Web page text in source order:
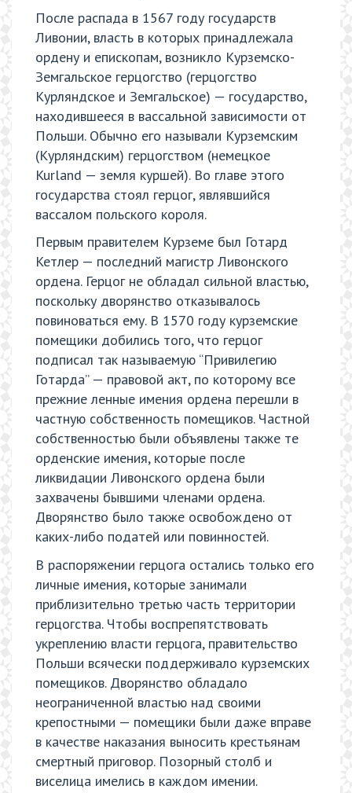
После распада в 1567 году государств
Ливонии, власть в которых принадлежала
ордену и епископам, возникло Курземско-
Земгальское герцогство (герцогство
Курляндское и Земгальское) — государство,
находившееся в вассальной зависимости от
Польши. Обычно его называли Курземским
(Курляндским) герцогством (немецкое
Kurland — земля куршей). Во главе этого
государства стоял герцог, являвшийся
вассалом польского короля.
Первым правителем Курземе был Готард
Кетлер — последний магистр Ливонского
ордена. Герцог не обладал сильной властью,
поскольку дворянство отказывалось
повиноваться ему. В 1570 году курземские
помещики добились того, что герцог
подписал так называемую “Привилегию
Готарда” — правовой акт, по которому все
прежние ленные имения ордена перешли в
частную собственность помещиков. Частной
собственностью были объявлены также те
орденские имения, которые после
ликвидации Ливонского ордена были
захвачены бывшими членами ордена.
Дворянство было также освобождено от
каких-либо податей или повинностей.
В распоряжении герцога остались только его
личные имения, которые занимали
приблизительно третью часть территории
герцогства. Чтобы воспрепятствовать
укреплению власти герцога, правительство
Польши всячески поддерживало курземских
помещиков. Дворянство обладало
неограниченной властью над своими
крепостными — помещики были даже вправе
в качестве наказания выносить крестьянам
смертный приговор. Позорный столб и
виселица имелись в каждом имении.